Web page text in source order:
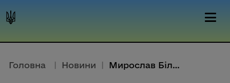
Головна | Новини | Мирослав Білецький узяв участь...